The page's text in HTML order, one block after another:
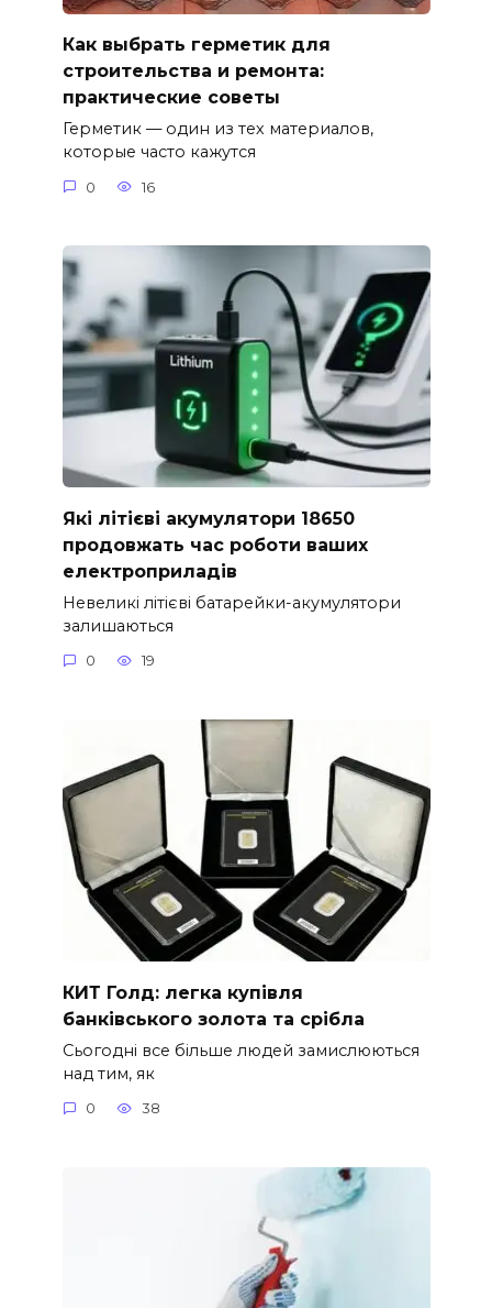
Как выбрать герметик для
строительства и ремонта:
практические советы
Герметик — один из тех материалов,
которые часто кажутся
0 16
Які літієві акумулятори 18650
продовжать час роботи ваших
електроприладів
Невеликі літієві батарейки-акумулятори
залишаються
0 19
КИТ Голд: легка купівля
банківського золота та срібла
Сьогодні все більше людей замислюються
над тим, як
0 38